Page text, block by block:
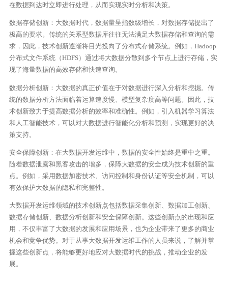
在数据到达时立即进行处理，从而实现实时分析和决策。
数据存储创新：大数据时代，数据量呈指数级增长，对数据存储提出了
极高的要求。传统的关系型数据库往往无法满足大数据存储和查询的需
求，因此，技术创新逐渐将目光投向了分布式存储系统。例如，Hadoop
分布式文件系统（HDFS）通过将大数据分散到多个节点上进行存储，实
现了海量数据的高效存储和快速查询。
数据分析创新：大数据的真正价值在于对数据进行深入分析和挖掘。传
统的数据分析方法面临着运算速度慢、模型复杂度高等问题。因此，技
术创新致力于提高数据分析的效率和准确性。例如，引入机器学习算法
和人工智能技术，可以对大数据进行智能化分析和预测，实现更好的决
策支持。
安全保障创新：在大数据开发运维中，数据的安全性始终是重中之重。
随着数据泄露和黑客攻击的增多，保障大数据的安全成为技术创新的重
点。例如，采用数据加密技术、访问控制和身份认证等安全机制，可以
有效保护大数据的隐私和完整性。
大数据开发运维领域的技术创新点包括数据采集创新、数据加工创新、
数据存储创新、数据分析创新和安全保障创新。这些创新点的出现和应
用，不仅丰富了大数据的发展和应用场景，也为企业带来了更多的商业
机会和竞争优势。对于从事大数据开发运维工作的人员来说，了解并掌
握这些创新点，将能够更好地应对大数据时代的挑战，推动企业的发
展。